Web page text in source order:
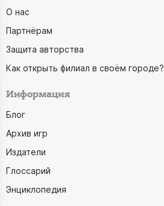
О нас
Партнёрам
Защита авторства
Как открыть филиал в своём городе?
Информация
Блог
Архив игр
Издатели
Глоссарий
Энциклопедия